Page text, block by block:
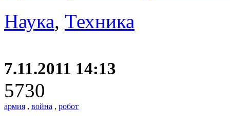
Наука, Техника
7.11.2011 14:13
5730
армия , война , робот